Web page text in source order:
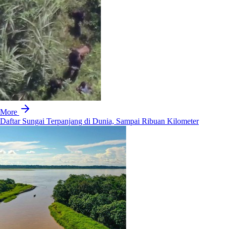
More
Daftar Sungai Terpanjang di Dunia, Sampai Ribuan Kilometer